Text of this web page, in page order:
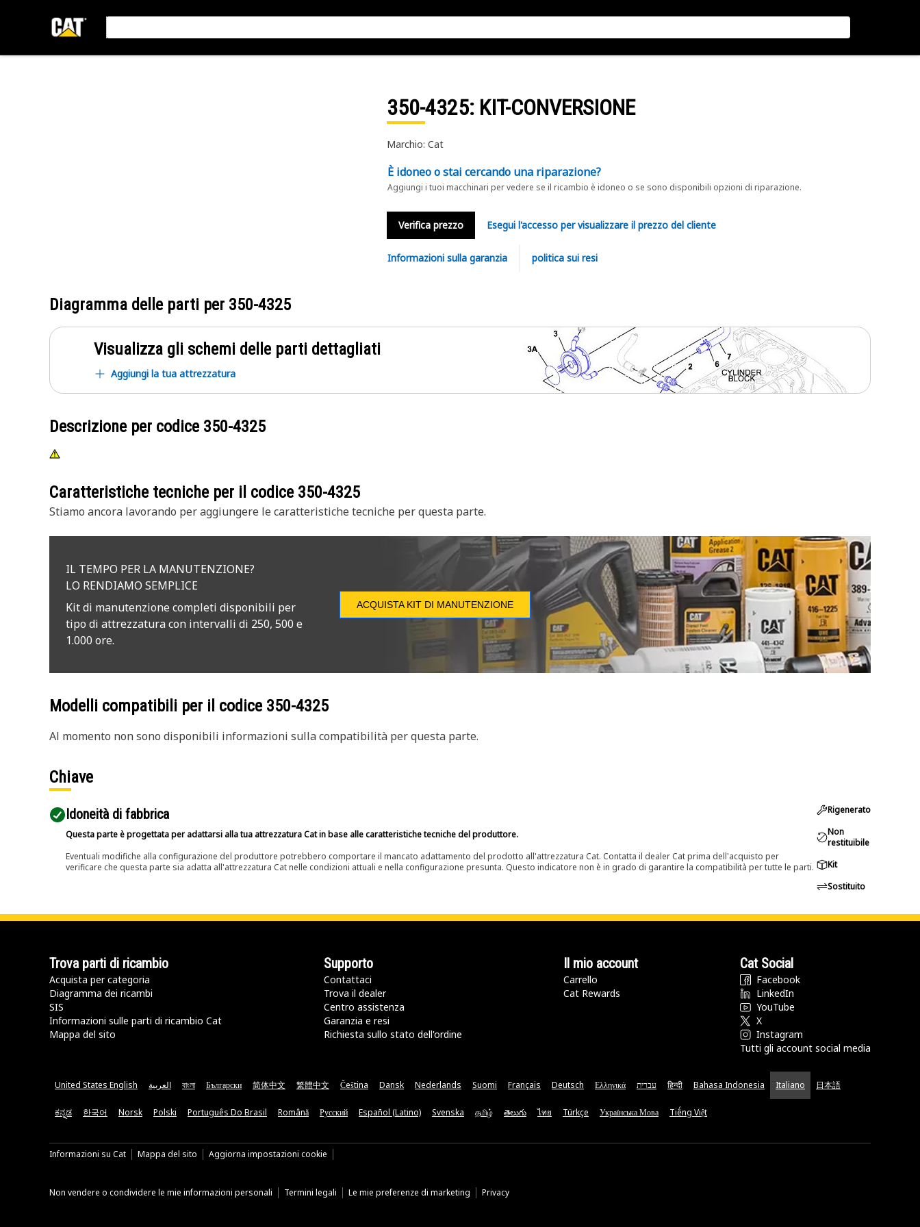
350-4325: KIT-CONVERSIONE
Marchio: Cat
È idoneo o stai cercando una riparazione?
Aggiungi i tuoi macchinari per vedere se il ricambio è idoneo o se sono disponibili opzioni di riparazione.
Verifica prezzo Esegui l'accesso per visualizzare il prezzo del cliente
Informazioni sulla garanzia politica sui resi
Diagramma delle parti per 350-4325
Visualizza gli schemi delle parti dettagliati
Aggiungi la tua attrezzatura
Descrizione per codice 350-4325
Caratteristiche tecniche per il codice 350-4325
Stiamo ancora lavorando per aggiungere le caratteristiche tecniche per questa parte.
IL TEMPO PER LA MANUTENZIONE?
LO RENDIAMO SEMPLICE
Kit di manutenzione completi disponibili per
tipo di attrezzatura con intervalli di 250, 500 e
1.000 ore.
ACQUISTA KIT DI MANUTENZIONE
Modelli compatibili per il codice 350-4325
Al momento non sono disponibili informazioni sulla compatibilità per questa parte.
Chiave
Idoneità di fabbrica
Questa parte è progettata per adattarsi alla tua attrezzatura Cat in base alle caratteristiche tecniche del produttore.
Eventuali modifiche alla configurazione del produttore potrebbero comportare il mancato adattamento del prodotto all'attrezzatura Cat. Contatta il dealer Cat prima dell'acquisto per
verificare che questa parte sia adatta all'attrezzatura Cat nelle condizioni attuali e nella configurazione presunta. Questo indicatore non è in grado di garantire la compatibilità per tutte le parti.
Rigenerato
Non
restituibile
Kit
Sostituito
Trova parti di ricambio
Acquista per categoria
Diagramma dei ricambi
SIS
Informazioni sulle parti di ricambio Cat
Mappa del sito
Supporto
Contattaci
Trova il dealer
Centro assistenza
Garanzia e resi
Richiesta sullo stato dell'ordine
Il mio account
Carrello
Cat Rewards
Cat Social
Facebook
LinkedIn
YouTube
X
Instagram
Tutti gli account social media
United States English العربية বাংলা Български 简体中文 繁體中文 Čeština Dansk Nederlands Suomi Français Deutsch Ελληνικά עברית हिन्दी Bahasa Indonesia Italiano 日本語
ಕನ್ನಡ 한국어 Norsk Polski Português Do Brasil Română Русский Español (Latino) Svenska தமிழ் తెలుగు ไทย Türkçe Українська Мова Tiếng Việt
Informazioni su Cat Mappa del sito Aggiorna impostazioni cookie
Non vendere o condividere le mie informazioni personali Termini legali Le mie preferenze di marketing Privacy